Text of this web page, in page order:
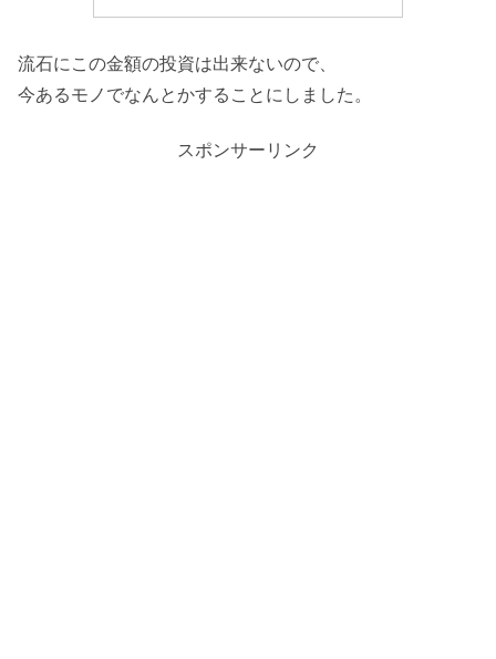
流石にこの金額の投資は出来ないので、
今あるモノでなんとかすることにしました。
スポンサーリンク